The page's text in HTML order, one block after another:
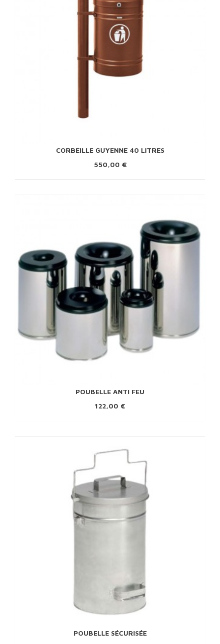
CORBEILLE GUYENNE 40 LITRES
550,00 €
POUBELLE ANTI FEU
122,00 €
POUBELLE SÉCURISÉE